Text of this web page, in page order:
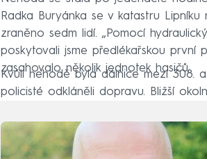
Radka Buryánka se v katastru
zraněno sedm lidí. „Pomocí
poskytovali jsme předlékařskou první
zasahovalo několik jednotek hasičů.
Kvůli nehodě byla dálnice mezi 308.
policisté odkláněli dopravu. Bližší